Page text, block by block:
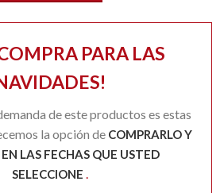
PARA LAS
de este productos es estas
la opción de COMPRARLO Y
EN LAS FECHAS QUE USTED
SELECCIONE .